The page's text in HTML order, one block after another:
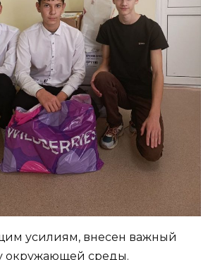
усилиям, внесен важный
окружающей среды.